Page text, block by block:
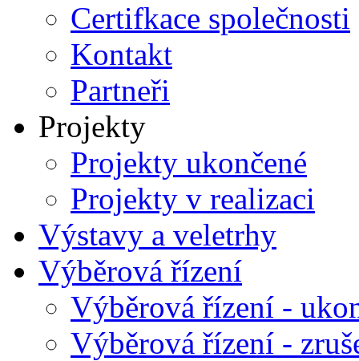
Certifkace společnosti
Kontakt
Partneři
Projekty
Projekty ukončené
Projekty v realizaci
Výstavy a veletrhy
Výběrová řízení
Výběrová řízení -
Výběrová řízení -